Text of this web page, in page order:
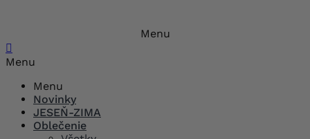
Menu

Menu
Menu
Novinky
JESEŇ-ZIMA
Oblečenie